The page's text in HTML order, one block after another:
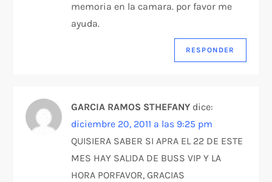
memoria en la camara. por favor me
ayuda.
RESPONDER
GARCIA RAMOS STHEFANY dice:
diciembre 20, 2011 a las 9:25 pm
QUISIERA SABER SI APRA EL 22 DE ESTE
MES HAY SALIDA DE BUSS VIP Y LA
HORA PORFAVOR, GRACIAS